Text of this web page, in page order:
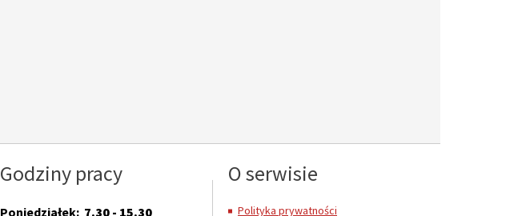
Godziny pracy
Poniedziałek: 7.30 - 15.30
O serwisie
Polityka prywatności